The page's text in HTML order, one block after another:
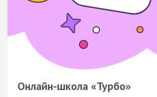
Онлайн-школа «Турбо»